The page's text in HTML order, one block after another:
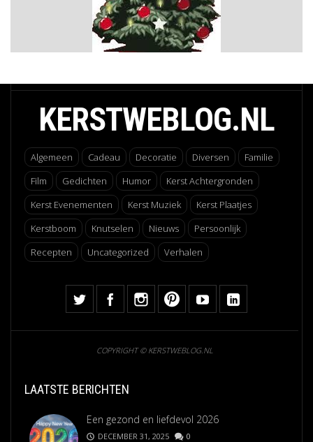
KERSTWEBLOG.NL
Algemeen Cadeau Decoratie Diversen
Familie
Film
Gedichten Humor
Kerst Achtergronden
Kerst Evenementen
Kerst Muziek
Kerst Plaatjes
Kerstboom
Knutselen Nieuws
Persoonlijk
Recepten
Uncategorized Verhalen
COPYRIGHT © KERSTWEBLOG.NL
LAATSTE BERICHTEN
Een gezond en liefdevol 2026
DECEMBER 31, 2025 0